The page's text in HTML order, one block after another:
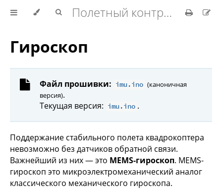
Полетный контроллер с нуля
Гироскоп
Файл прошивки: imu.ino (каноничная
версия).
Текущая версия: imu.ino .
Поддержание стабильного полета квадрокоптера
невозможно без датчиков обратной связи.
Важнейший из них — это MEMS-гироскоп. MEMS-
гироскоп это микроэлектромеханический аналог
классического механического гироскопа.